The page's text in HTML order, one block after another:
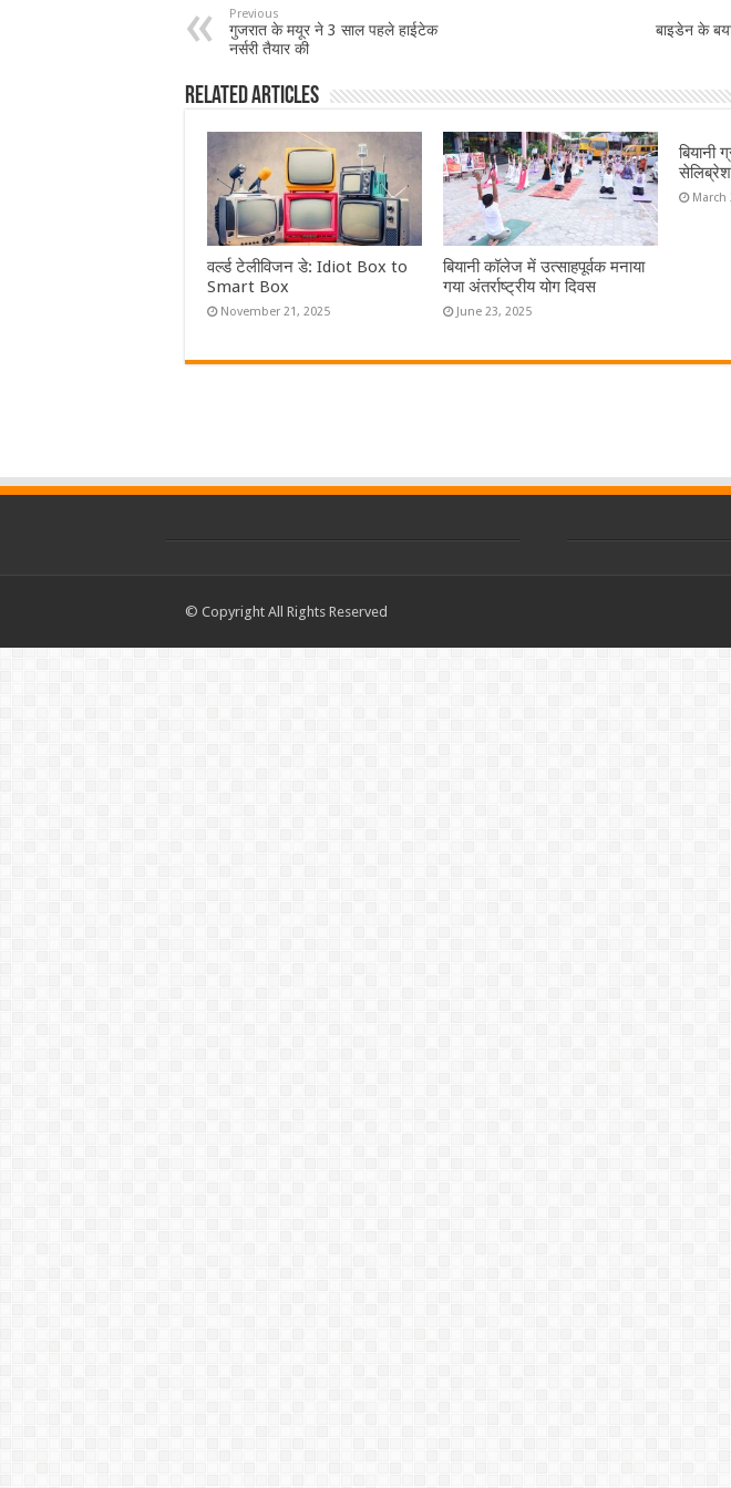
Previous
गुजरात के मयूर ने 3 साल पहले हाईटेक
नर्सरी तैयार की
बाइडेन के
Related Articles
वर्ल्ड टेलीविजन डे: Idiot Box to
Smart Box
November 21, 2025
बियानी कॉलेज में उत्साहपूर्वक मनाया
गया अंतर्राष्ट्रीय योग दिवस
June 23, 2025
March
© Copyright All Rights Reserved